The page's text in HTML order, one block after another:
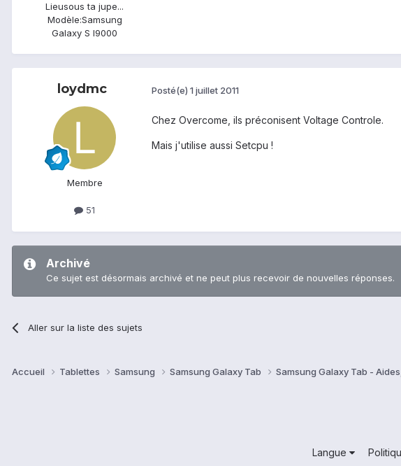
Lieusous ta jupe...
Modèle:Samsung
Galaxy S I9000
loydmc
Membre
51
Posté(e) 1 juillet 2011
Chez Overcome, ils préconisent Voltage Controle.
Mais j'utilise aussi Setcpu !
Archivé
Ce sujet est désormais archivé et ne peut plus recevoir de nouvelles réponses.
Aller sur la liste des sujets
Accueil Tablettes Samsung Samsung Galaxy Tab Samsung Galaxy Tab -
Langue